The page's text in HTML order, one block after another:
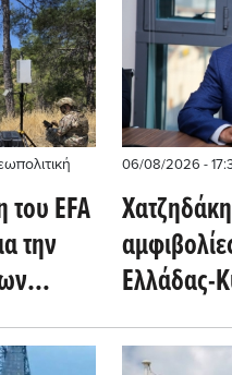
του EFA
την
σε
06/08/2026 -
Ελλάδας-
Meridiam